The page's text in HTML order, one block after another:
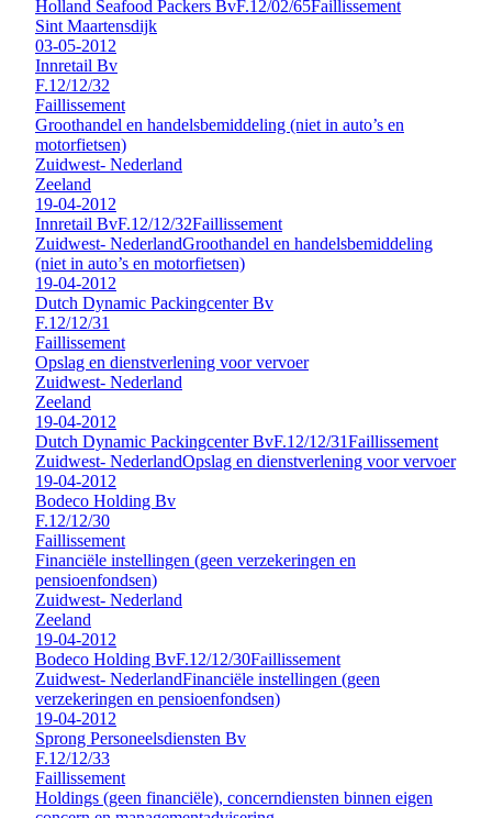
Holland Seafood Packers BvF.12/02/65Faillissement
Sint Maartensdijk
03-05-2012
Innretail Bv
F.12/12/32
Faillissement
Groothandel en handelsbemiddeling (niet in auto’s en
motorfietsen)
Zuidwest- Nederland
Zeeland
19-04-2012
Innretail BvF.12/12/32Faillissement
Zuidwest- NederlandGroothandel en handelsbemiddeling
(niet in auto’s en motorfietsen)
19-04-2012
Dutch Dynamic Packingcenter Bv
F.12/12/31
Faillissement
Opslag en dienstverlening voor vervoer
Zuidwest- Nederland
Zeeland
19-04-2012
Dutch Dynamic Packingcenter BvF.12/12/31Faillissement
Zuidwest- NederlandOpslag en dienstverlening voor vervoer
19-04-2012
Bodeco Holding Bv
F.12/12/30
Faillissement
Financiële instellingen (geen verzekeringen en
pensioenfondsen)
Zuidwest- Nederland
Zeeland
19-04-2012
Bodeco Holding BvF.12/12/30Faillissement
Zuidwest- NederlandFinanciële instellingen (geen
verzekeringen en pensioenfondsen)
19-04-2012
Sprong Personeelsdiensten Bv
F.12/12/33
Faillissement
Holdings (geen financiële), concerndiensten binnen eigen